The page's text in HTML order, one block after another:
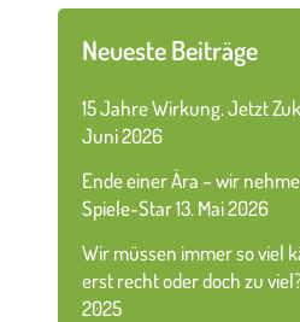
Neueste Beiträge
15 Jahre Wirkung. Jetzt
Juni 2026
Ende einer Ära – wir
Spiele-Star13. Mai 2026
Wir müssen immer so viel
erst recht oder doch zu
2025